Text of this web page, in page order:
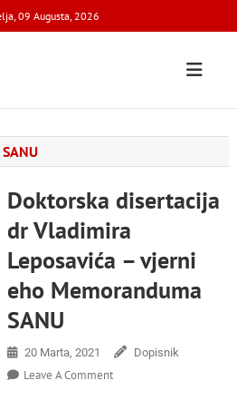
09 Augusta, 2026
Doktorska disertacija
dr Vladimira
Leposavića – vjerni
eho Memoranduma
SANU
20 Marta, 2021 Dopisnik
Leave A CommentOn